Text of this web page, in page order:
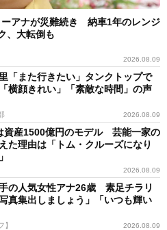
ーアナが災難続き 納車1年のレンジ
、大転倒も
2026.08.09
「また行きたい」タンクトップで
横顔きれい」「素敵な時間」の声
2026.08.09
資産1500億円のモデル 芸能一家の
た理由は「トム・クルーズになり
2026.08.09
の人気女性アナ26歳 素足チラリ
真集出しましょう」「いつも輝い
】 2026.08.09